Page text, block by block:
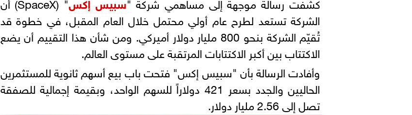
الشركة تستعد لطرح عام أولي محتمل خلال العام المقبل، في خطوة قد
تُقيّم الشركة بنحو 800 مليار دولار أميركي. ومن شأن هذا التقييم أن يضع
الاكتتاب بين أكبر الاكتتابات المرتقبة على مستوى العالم.
وأفادت الرسالة بأن "سبيس إكس" فتحت باب بيع أسهم ثانوية للمستثمرين
الحاليين والجدد بسعر 421 دولاراً للسهم الواحد، وبقيمة إجمالية للصفقة
تصل إلى 2.56 مليار دولار.